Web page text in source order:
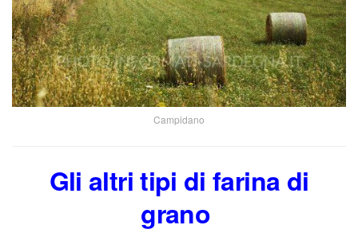
Campidano
Gli altri tipi di farina di
grano